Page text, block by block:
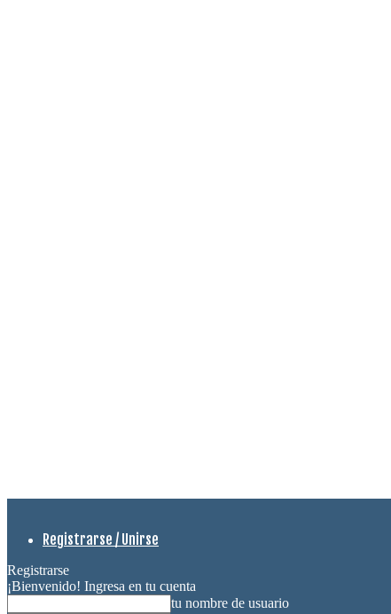
Registrarse / Unirse
Registrarse
¡Bienvenido! Ingresa en tu cuenta
tu nombre de usuario